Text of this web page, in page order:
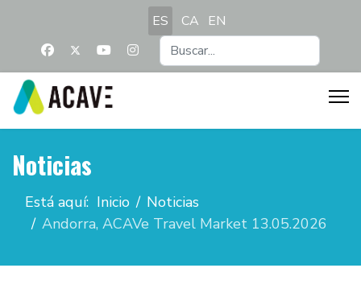
Seleccione su idioma
ES CA EN
Noticias
Está aquí: Inicio
Noticias
Andorra, ACAVe Travel Market 13.05.2026